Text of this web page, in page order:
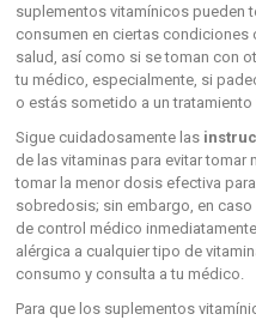
suplementos vitamínicos pueden
consumen en ciertas
salud, así como si se toman con
tu médico, especialmente, si
o estás sometido a un
Sigue cuidadosamente las
de las vitaminas para evitar tomar
tomar la menor dosis efectiva
sobredosis; sin embargo, en
de control médico
alérgica a cualquier tipo de
consumo y consulta a tu médico.
Para que los suplementos